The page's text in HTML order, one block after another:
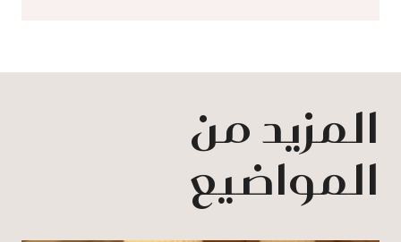
المزيد من
المواضيع